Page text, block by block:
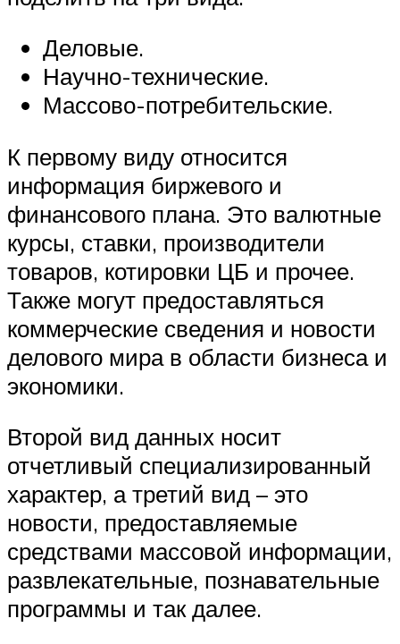
Деловые.
Научно-технические.
Массово-потребительские.
К первому виду относится
информация биржевого и
финансового плана. Это валютные
курсы, ставки, производители
товаров, котировки ЦБ и прочее.
Также могут предоставляться
коммерческие сведения и новости
делового мира в области бизнеса и
экономики.
Второй вид данных носит
отчетливый специализированный
характер, а третий вид – это
новости, предоставляемые
средствами массовой информации,
развлекательные, познавательные
программы и так далее.